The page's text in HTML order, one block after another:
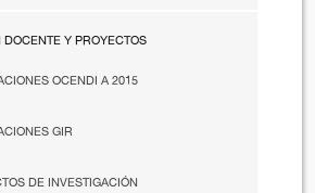
DOCENTE Y PROYECTOS
OCENDI A 2015
GIR
DE INVESTIGACIÓN